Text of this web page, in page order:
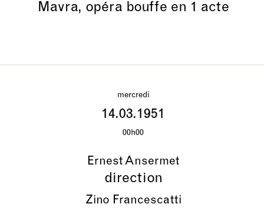
Mavra, opéra bouffe en 1 acte
mercredi
14.03.1951
00h00
Ernest Ansermet
direction
Zino Francescatti